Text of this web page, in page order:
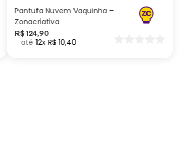
Pantufa Nuvem Vaquinha –
Zonacriativa
R$ 124,90
12 R$ 10,40